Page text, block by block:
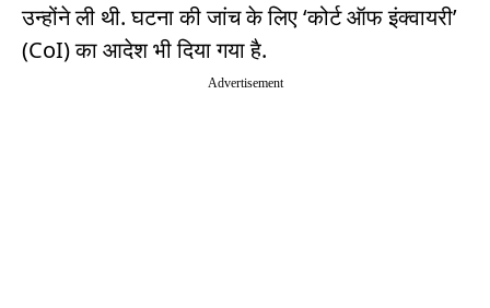
उन्होंने ली थी. घटना की जांच के लिए ‘कोर्ट ऑफ इंक्वायरी’
(CoI) का आदेश भी दिया गया है.
Advertisement